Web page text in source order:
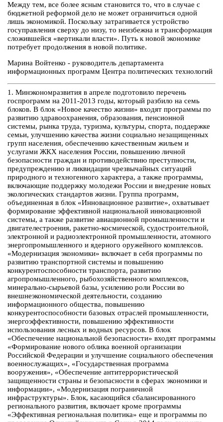
Между тем, все более ясным становится то, что в случае с
бюджетной реформой дело не может ограничиться одной
лишь экономикой. Поскольку затрагивается устройство
госуправления сверху до низу, то неизбежна и трансформация
сложившейся «вертикали власти». Путь к новой экономике
потребует продолжения в новой политике.
Марина Войтенко - руководитель департамента
информационных программ Центра политических технологий
1. Минэкономразвития в апреле подготовило перечень
госпрограмм на 2011-2013 годы, который разбило на семь
блоков. В блок «Новое качество жизни» входят программы по
развитию здравоохранения, образования, пенсионной
системы, рынка труда, туризма, культуры, спорта, поддержке
семьи, улучшению качества жизни социально незащищенных
групп населения, обеспечению качественным жильем и
услугами ЖКХ населения России, повышению личной
безопасности граждан и противодействию преступности,
предупреждению и ликвидации чрезвычайных ситуаций
природного и техногенного характера, а также программы,
включающие поддержку молодежи России и внедрение новых
экологических стандартов жизни. Группа программ,
объединенная в блок «Инновационное развитие», охватывает
формирование эффективной национальной инновационной
системы, а также развитие авиационной промышленности и
двигателестроения, ракетно-космической, судостроительной,
электронной и радиоэлектронной промышленности, атомного
энергопромышленного и ядерного оружейного комплексов.
«Модернизация экономики» включает в себя программы по
развитию транспортной системы и повышению
конкурентоспособности транспорта, развитию
агропромышленного, рыбохозяйственного комплексов,
минерально-сырьевой базы, усилению роли России во
внешнеэкономической деятельности, созданию
информационного общества, повышению
конкурентоспособности базовых отраслей промышленности,
энергоэффективности, повышению эффективности
использования лесных и водных ресурсов. В блок
«Обеспечение национальной безопасности» входят программы
«Формирование нового облика военной организации
Российской Федерации и улучшение социального обеспечения
военнослужащих», «Государственная программа
вооружения», «Обеспечение антитеррористической
защищенности страны и безопасности в сферах экономики и
информации», «Модернизация пограничной
инфраструктуры». Блок, касающийся сбалансированного
регионального развития, включает кроме программы
«Эффективная региональная политика» еще и программы по